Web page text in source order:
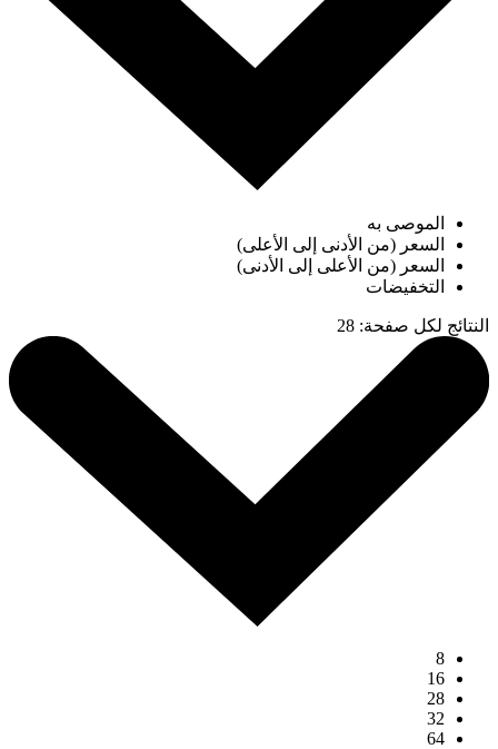
الموصى به
السعر (من الأدنى إلى الأعلى)
السعر (من الأعلى إلى الأدنى)
التخفيضات
النتائج لكل صفحة:
28
8
16
28
32
64